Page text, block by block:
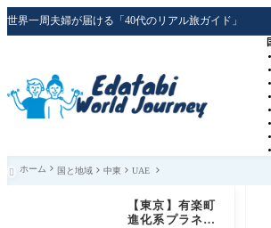
世界一周夫婦が届ける「40代のリアル旅ガイド」
 ホーム 国と地域 中東 UAE
【東京】有楽町
進化系プラネタ